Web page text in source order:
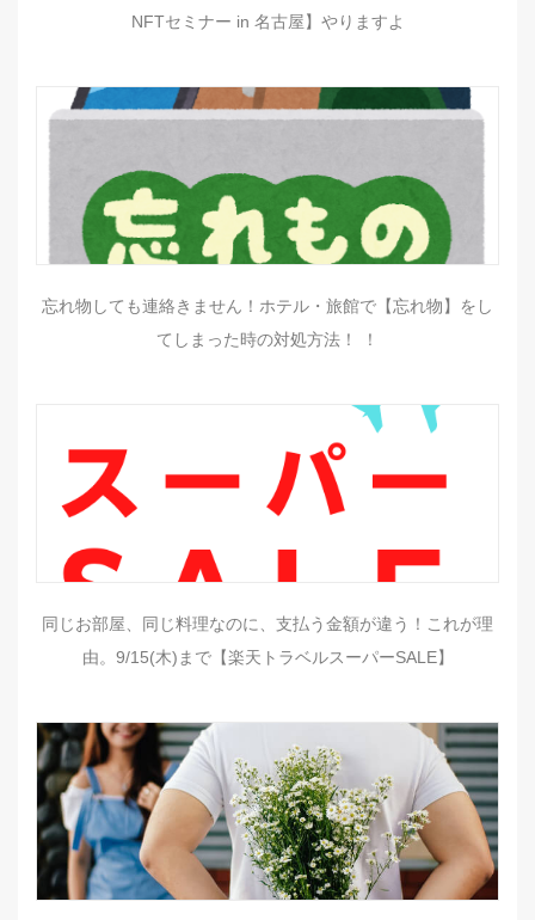
NFTセミナー in 名古屋】やりますよ
忘れ物しても連絡きません！ホテル・旅館で【忘れ物】をし
てしまった時の対処方法！ ！
同じお部屋、同じ料理なのに、支払う金額が違う！これが理
由。9/15(木)まで【楽天トラベルスーパーSALE】